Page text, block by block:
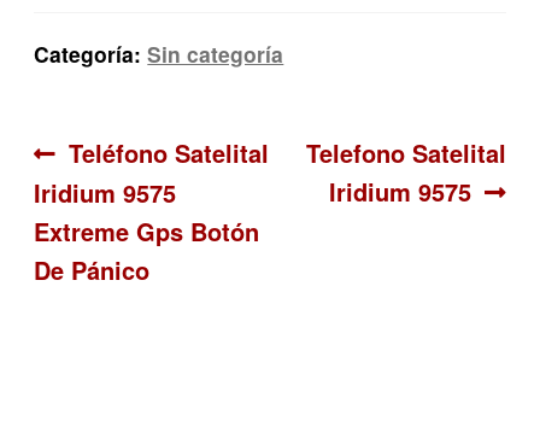
Categoría:Sin categoría
Navegación
de
entradas
Anterior:
Teléfono Satelital
Iridium 9575
Extreme Gps Botón
De Pánico
Siguiente:
Telefono Satelital
Iridium 9575